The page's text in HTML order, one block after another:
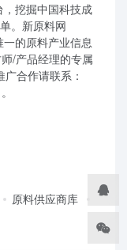
挖掘中国科技成
。新原料网
一的原料产业信息
/产品经理的专属
合作请联系：
原料供应商库